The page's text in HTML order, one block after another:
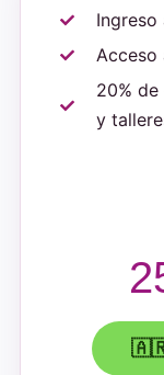
Ingreso
Acceso
20%
y
🇦🇷